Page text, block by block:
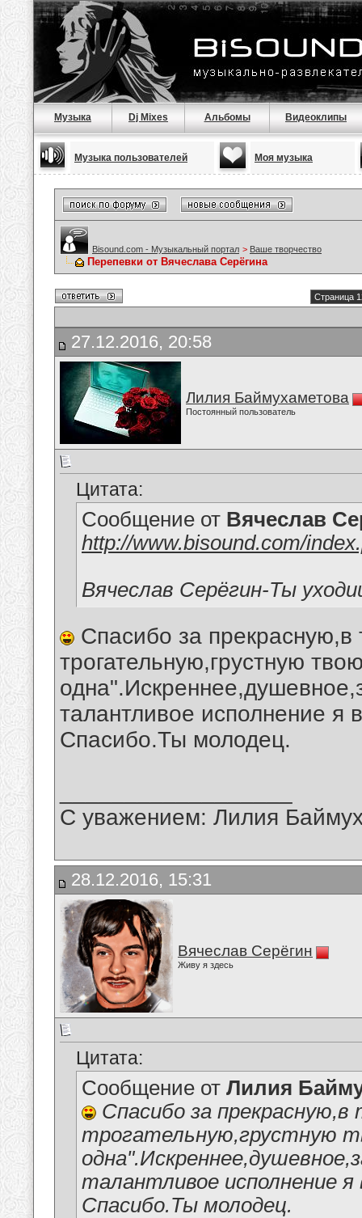
Музыка Dj Mixes Альбомы Видеоклипы
Музыка пользователей Моя музыка
Bisound.com - Музыкальный портал > Ваше творчество
Перепевки от Вячеслава Серёгина
Страница
27.12.2016, 20:58
Лилия Баймухаметова
Постоянный пользователь
Цитата:
Сообщение от Вячеслав
http://www.bisound.com/
Вячеслав Серёгин-Ты
Спасибо за
трогательную,грустную
талантливое исполнение я
Спасибо.Ты молодец.
С уважением: Лилия
28.12.2016, 15:31
Вячеслав Серёгин
Живу я здесь
Цитата:
Сообщение от Лилия
Спасибо за
трогательную,грустную
талантливое исполнение я
Спасибо.Ты молодец.